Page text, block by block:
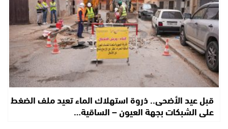
قبل عيد الأضحى.. ذروة استهلاك الماء تعيد ملف الضغط
على الشبكات بجهة العيون – الساقية…